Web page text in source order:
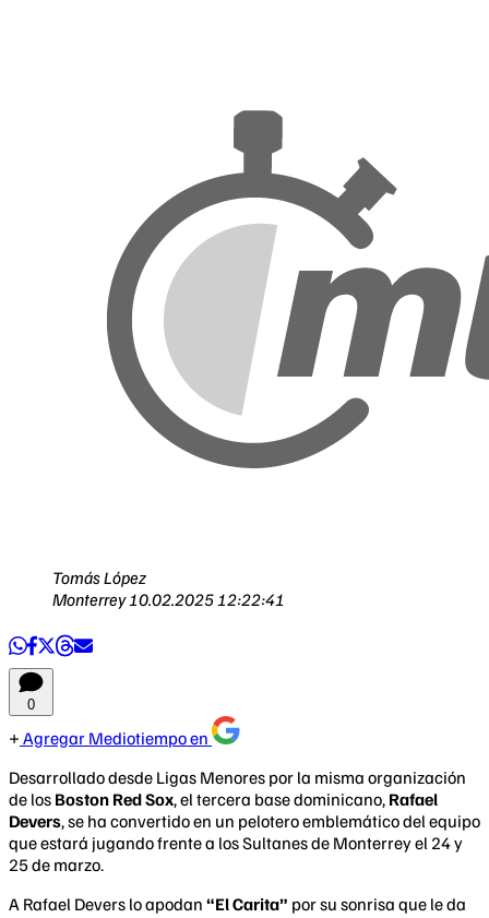
Tomás López
Monterrey10.02.2025 12:22:41
0
Agregar Mediotiempo en
Desarrollado desde Ligas Menores por la misma organización
de los Boston Red Sox, el tercera base dominicano, Rafael
Devers, se ha convertido en un pelotero emblemático del equipo
que estará jugando frente a los Sultanes de Monterrey el 24 y
25 de marzo.
A Rafael Devers lo apodan “El Carita” por su sonrisa que le da